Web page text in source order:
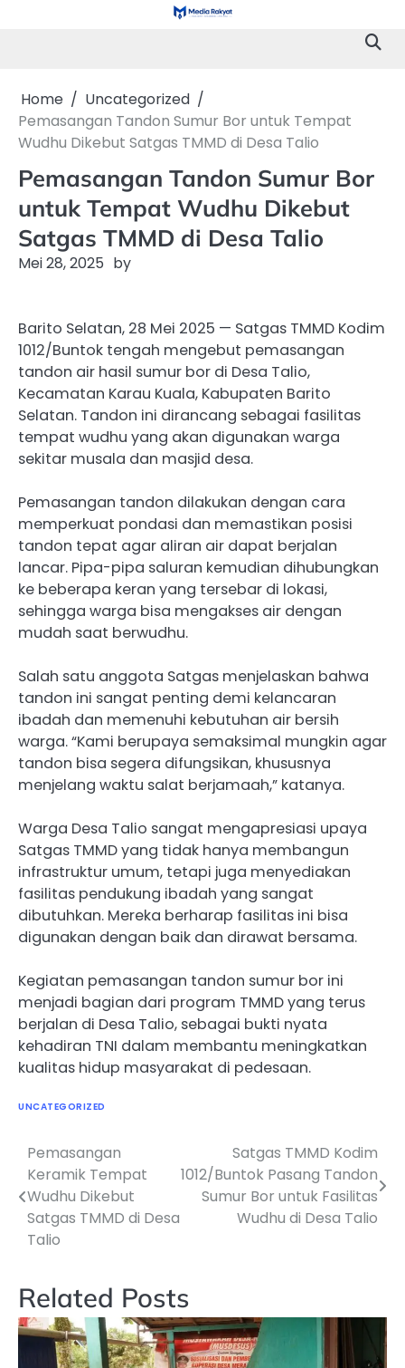
Home
Uncategorized
Pemasangan Tandon Sumur Bor untuk Tempat
Wudhu Dikebut Satgas TMMD di Desa Talio
Pemasangan Tandon Sumur Bor
untuk Tempat Wudhu Dikebut
Satgas TMMD di Desa Talio
Mei 28, 2025 by
Barito Selatan, 28 Mei 2025 — Satgas TMMD Kodim
1012/Buntok tengah mengebut pemasangan
tandon air hasil sumur bor di Desa Talio,
Kecamatan Karau Kuala, Kabupaten Barito
Selatan. Tandon ini dirancang sebagai fasilitas
tempat wudhu yang akan digunakan warga
sekitar musala dan masjid desa.
Pemasangan tandon dilakukan dengan cara
memperkuat pondasi dan memastikan posisi
tandon tepat agar aliran air dapat berjalan
lancar. Pipa-pipa saluran kemudian dihubungkan
ke beberapa keran yang tersebar di lokasi,
sehingga warga bisa mengakses air dengan
mudah saat berwudhu.
Salah satu anggota Satgas menjelaskan bahwa
tandon ini sangat penting demi kelancaran
ibadah dan memenuhi kebutuhan air bersih
warga. “Kami berupaya semaksimal mungkin agar
tandon bisa segera difungsikan, khususnya
menjelang waktu salat berjamaah,” katanya.
Warga Desa Talio sangat mengapresiasi upaya
Satgas TMMD yang tidak hanya membangun
infrastruktur umum, tetapi juga menyediakan
fasilitas pendukung ibadah yang sangat
dibutuhkan. Mereka berharap fasilitas ini bisa
digunakan dengan baik dan dirawat bersama.
Kegiatan pemasangan tandon sumur bor ini
menjadi bagian dari program TMMD yang terus
berjalan di Desa Talio, sebagai bukti nyata
kehadiran TNI dalam membantu meningkatkan
kualitas hidup masyarakat di pedesaan.
UNCATEGORIZED
Navigasi
pos
Pemasangan
Keramik Tempat
Wudhu Dikebut
Satgas TMMD di Desa
Talio
Satgas TMMD Kodim
1012/Buntok Pasang Tandon
Sumur Bor untuk Fasilitas
Wudhu di Desa Talio
Related Posts